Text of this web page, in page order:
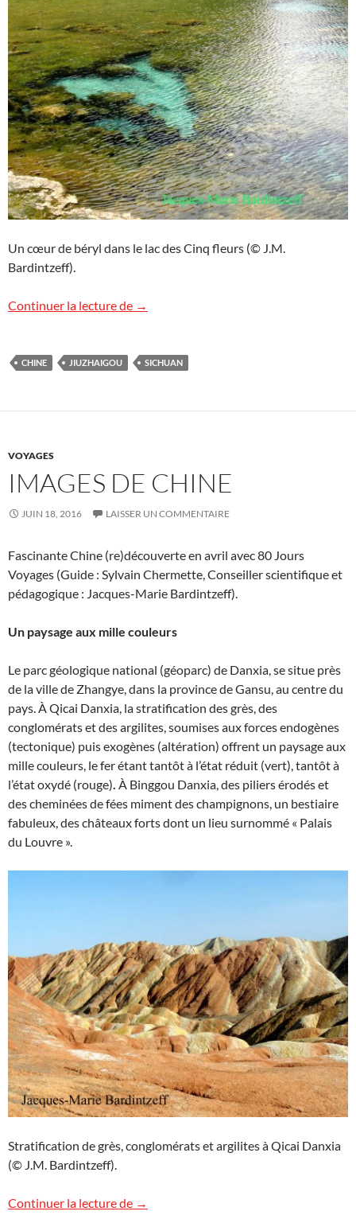
Un cœur de béryl dans le lac des Cinq fleurs (© J.M.
Bardintzeff).
Continuer la lecture de Jiuzhaigou, Chine
→
CHINE JIUZHAIGOU SICHUAN
VOYAGES
IMAGES DE CHINE
JUIN 18, 2016 LAISSER UN COMMENTAIRE
Fascinante Chine (re)découverte en avril avec 80 Jours
Voyages (Guide : Sylvain Chermette, Conseiller scientifique et
pédagogique : Jacques-Marie Bardintzeff).
Un paysage aux mille couleurs
Le parc géologique national (géoparc) de Danxia, se situe près
de la ville de Zhangye, dans la province de Gansu, au centre du
pays. À Qicai Danxia, la stratification des grès, des
conglomérats et des argilites, soumises aux forces endogènes
(tectonique) puis exogènes (altération) offrent un paysage aux
mille couleurs, le fer étant tantôt à l’état réduit (vert), tantôt à
l’état oxydé (rouge). À Binggou Danxia, des piliers érodés et
des cheminées de fées miment des champignons, un bestiaire
fabuleux, des châteaux forts dont un lieu surnommé « Palais
du Louvre ».
Stratification de grès, conglomérats et argilites à Qicai Danxia
(© J.M. Bardintzeff).
Continuer la lecture de Images de Chine
→